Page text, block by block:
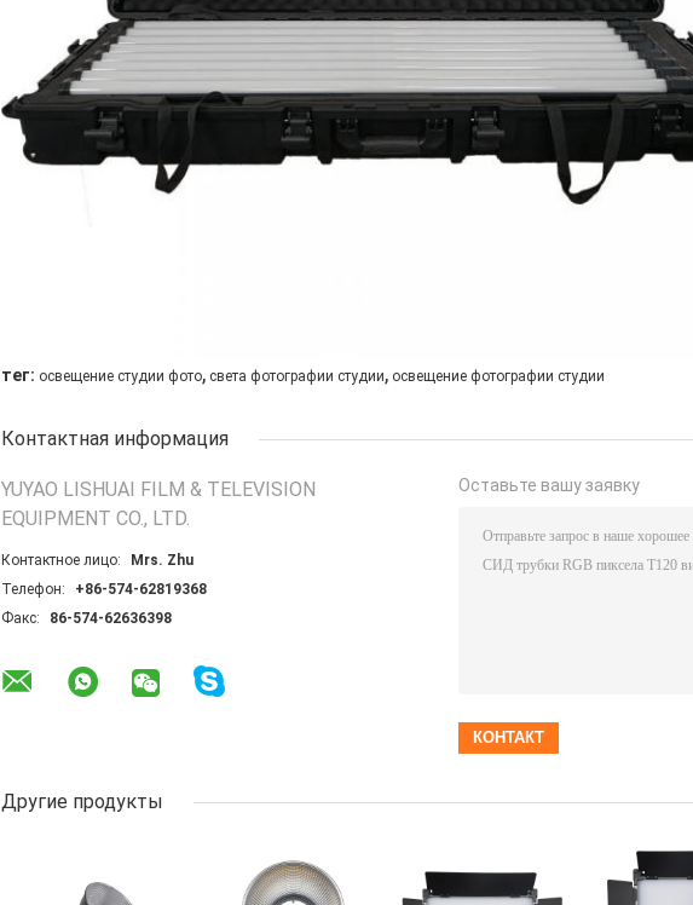
тег: освещение студии фото, света фотографии студии, освещение фотографии студии
Контактная информация
YUYAO LISHUAI FILM & TELEVISION
EQUIPMENT CO., LTD.
Контактное лицо:
Mrs. Zhu
Телефон:
+86-574-62819368
Факс:
86-574-62636398
Оставьте вашу заявку
Другие продукты